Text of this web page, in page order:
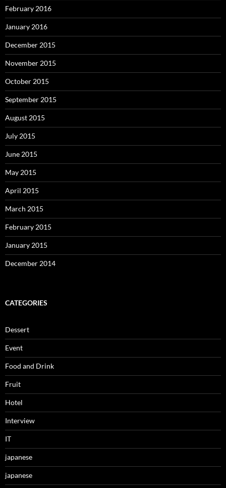
February 2016
January 2016
December 2015
November 2015
October 2015
September 2015
August 2015
July 2015
June 2015
May 2015
April 2015
March 2015
February 2015
January 2015
December 2014
CATEGORIES
Dessert
Event
Food and Drink
Fruit
Hotel
Interview
IT
japanese
japanese